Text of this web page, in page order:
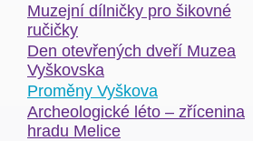
Muzejní dílničky pro šikovné
ručičky
Den otevřených dveří Muzea
Vyškovska
Proměny Vyškova
Archeologické léto – zřícenina
hradu Melice